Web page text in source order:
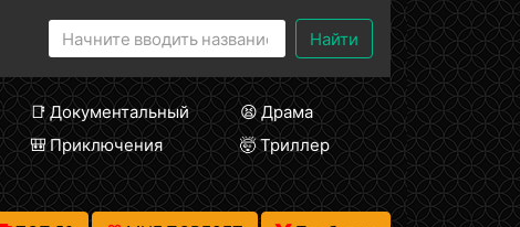
Найти
📑 Документальный
😫 Драма
🎒 Приключения
🤯 Триллер